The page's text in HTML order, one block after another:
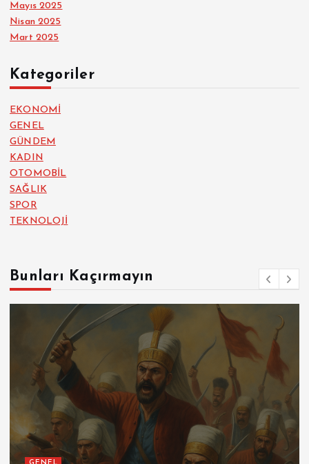
Mayıs 2025
Nisan 2025
Mart 2025
Kategoriler
EKONOMİ
GENEL
GÜNDEM
KADIN
OTOMOBİL
SAĞLIK
SPOR
TEKNOLOJİ
Bunları Kaçırmayın